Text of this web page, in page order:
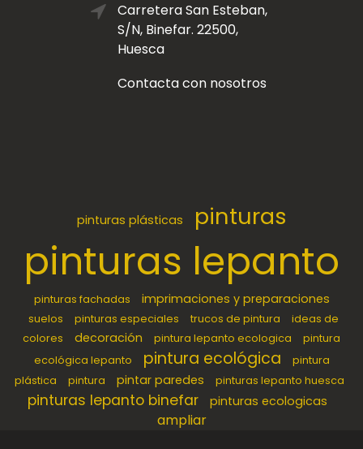
Carretera San Esteban,
S/N, Binefar. 22500,
Huesca
Contacta con nosotros
pinturas plásticas pinturas
pinturas lepanto
pinturas fachadas imprimaciones y preparaciones
suelos pinturas especiales trucos de pintura
ideas de
colores
decoración pintura lepanto ecologica
pintura
ecológica lepanto
pintura ecológica
pintura
plástica
pintura pintar paredes pinturas lepanto huesca
pinturas lepanto binefar pinturas ecologicas
ampliar